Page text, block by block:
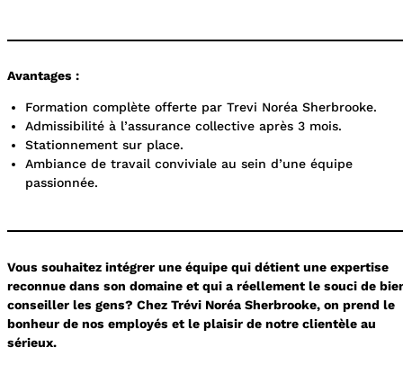
Avantages :
Formation complète offerte par Trevi Noréa Sherbrooke.
Admissibilité à l’assurance collective après 3 mois.
Stationnement sur place.
Ambiance de travail conviviale au sein d’une équipe
passionnée.
Vous souhaitez intégrer une équipe qui détient une expertise
reconnue dans son domaine et qui a réellement le souci de
conseiller les gens? Chez Trévi Noréa Sherbrooke, on prend le
bonheur de nos employés et le plaisir de notre clientèle au
sérieux.